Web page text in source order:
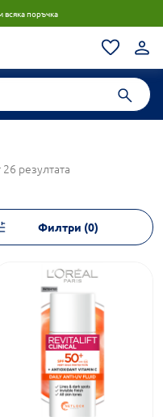
поръчка
26 резултата
Филтри (0)